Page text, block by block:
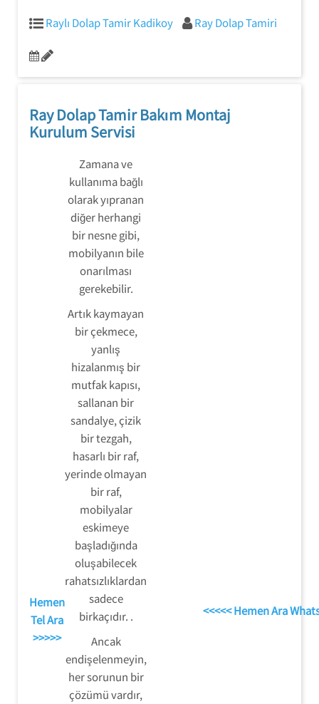
Raylı Dolap Tamir Kadikoy Ray Dolap Tamiri
Ray Dolap Tamir Bakım Montaj
Kurulum Servisi
Hemen
Tel Ara
>>>>>
Zamana ve
kullanıma bağlı
olarak yıpranan
diğer herhangi
bir nesne gibi,
mobilyanın bile
onarılması
gerekebilir.
Artık kaymayan
bir çekmece,
yanlış
hizalanmış bir
mutfak kapısı,
sallanan bir
sandalye, çizik
bir tezgah,
hasarlı bir raf,
yerinde olmayan
bir raf,
mobilyalar
eskimeye
başladığında
oluşabilecek
rahatsızlıklardan
sadece
birkaçıdır. .
Ancak
endişelenmeyin,
her sorunun bir
çözümü vardır,
<<<<< Hemen Ara